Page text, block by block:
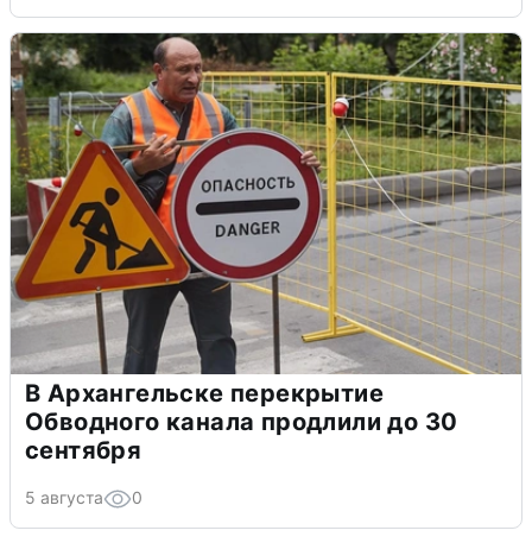
В Архангельске перекрытие
Обводного канала продлили до 30
сентября
5 августа 0